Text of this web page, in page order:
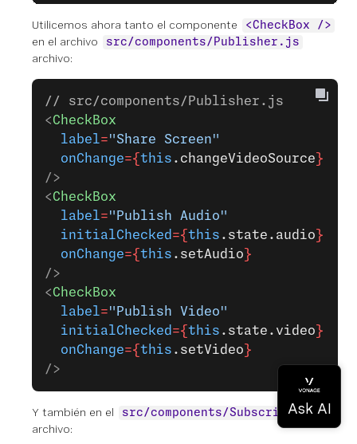
Utilicemos ahora tanto el componente <CheckBox />
en el archivo src/components/Publisher.js
archivo:
// src/components/Publisher.js
<CheckBox
  label
="Share Screen"
  onChange
={ this .changeVideoSource }
/>
<CheckBox
  label
="Publish Audio"
  initialChecked
={ this .state.audio }
  onChange
={ this .setAudio }
/>
<CheckBox
  label
="Publish Video"
  initialChecked
={ this .state.video }
  onChange
={ this .setVideo }
/>
Y también en el src/components/Subscriber.js
archivo: